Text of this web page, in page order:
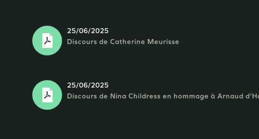
25/06/2025
Discours de Catherine Meurisse
25/06/2025
Discours de Nina Childress en hommage à Arnaud